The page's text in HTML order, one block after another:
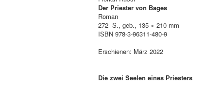
Der Priester von Bages
Roman
272 S., geb., 135 × 210 mm
ISBN 978-3-96311-480-9
Erschienen: März 2022
Die zwei Seelen eines Priesters